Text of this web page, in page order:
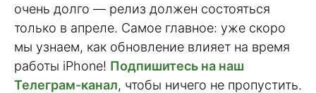
очень долго — релиз должен состояться
только в апреле. Самое главное: уже скоро
мы узнаем, как обновление влияет на время
работы iPhone! Подпишитесь на наш
Телеграм-канал, чтобы ничего не пропустить.